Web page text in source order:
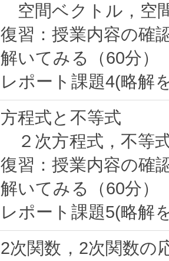
空間ベクトル，空
復習：授業内容の確
解いてみる（60分）
方程式と不等式
２次方程式，不等
復習：授業内容の確
解いてみる（60分）
2次関数，2次関数の